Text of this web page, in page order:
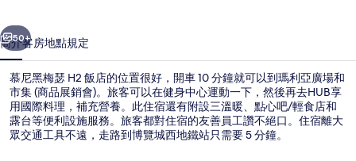
店
的
相
片
集
個 下一個
50+
簡介客房地點規定
慕尼黑梅瑟 H2 飯店的位置很好，開車 10 分鐘就可以到瑪利亞廣場和
市集 (商品展銷會)。旅客可以在健身中心運動一下，然後再去HUB享
用國際料理，補充營養。此住宿還有附設三溫暖、點心吧/輕食店和
露台等便利設施服務。旅客都對住宿的友善員工讚不絕口。住宿離大
眾交通工具不遠，走路到博覽城西地鐵站只需要 5 分鐘。